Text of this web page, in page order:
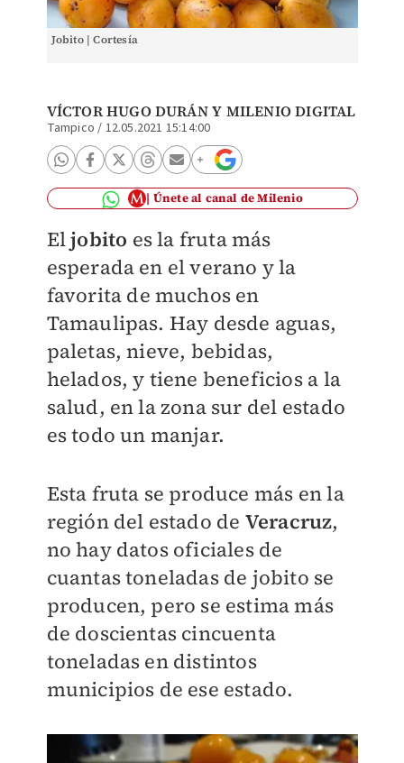
Jobito | Cortesía
VÍCTOR HUGO DURÁNY MILENIO DIGITAL
Tampico / 12.05.2021 15:14:00
Únete al canal de Milenio
Eljobito es la fruta más
esperada en el verano y la
favorita de muchos en
Tamaulipas. Hay desde aguas,
paletas, nieve, bebidas,
helados, y tiene beneficios a la
salud, en la zona sur del estado
es todo un manjar.
Esta fruta se produce más en la
región del estado de Veracruz,
no hay datos oficiales de
cuantas toneladas de jobito se
producen, pero se estima más
de doscientas cincuenta
toneladas en distintos
municipios de ese estado.